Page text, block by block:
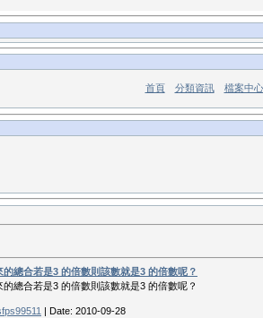
首頁 分類資訊 檔案中心
總合若是3 的倍數則該數就是3 的倍數呢？
總合若是3 的倍數則該數就是3 的倍數呢？
| Date: 2010-09-28